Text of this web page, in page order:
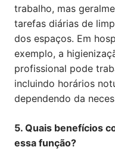
trabalho, mas
tarefas diárias de
dos espaços. Em
exemplo, a
profissional pode
incluindo horários
dependendo da
5. Quais benefícios
essa função?